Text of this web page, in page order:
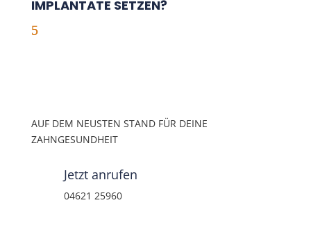
IMPLANTATE SETZEN?
AUF DEM NEUSTEN STAND FÜR DEINE
ZAHNGESUNDHEIT
Jetzt anrufen
04621 25960